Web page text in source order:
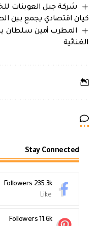
شركة جبل العوينات
كيان اقتصادي يجمع بين
المطرب أمين سلطان
الغنائية
Stay Connected
235.3k
Followers
Like
11.6k
Followers